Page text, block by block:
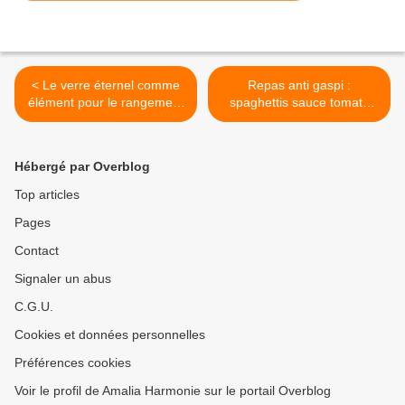
< Le verre éternel comme
élément pour le rangement
:
Repas anti gaspi :
spaghettis sauce tomate
oeuf dur gruyère : quand on
Hébergé par Overblog
Top articles
Pages
Contact
Signaler un abus
C.G.U.
Cookies et données personnelles
Préférences cookies
Voir le profil de Amalia Harmonie sur le portail Overblog